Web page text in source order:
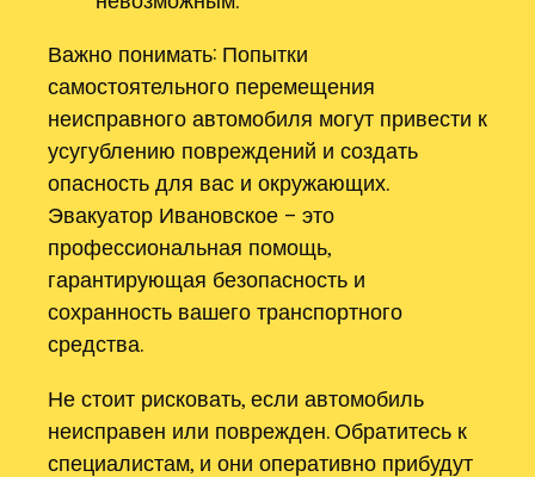
Важно понимать: Попытки
самостоятельного перемещения
неисправного автомобиля могут привести к
усугублению повреждений и создать
опасность для вас и окружающих.
Эвакуатор Ивановское – это
профессиональная помощь,
гарантирующая безопасность и
сохранность вашего транспортного
средства.
Не стоит рисковать, если автомобиль
неисправен или поврежден. Обратитесь к
специалистам, и они оперативно прибудут